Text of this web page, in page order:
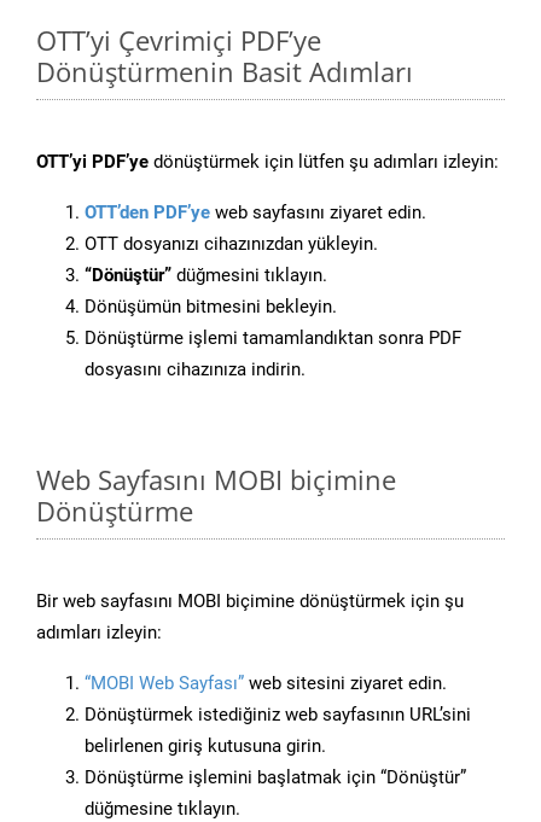
OTT’yi Çevrimiçi PDF’ye
Dönüştürmenin Basit Adımları
OTT’yi PDF’ye dönüştürmek için lütfen şu adımları izleyin:
OTT’den PDF’ye web sayfasını ziyaret edin.
OTT dosyanızı cihazınızdan yükleyin.
“Dönüştür” düğmesini tıklayın.
Dönüşümün bitmesini bekleyin.
Dönüştürme işlemi tamamlandıktan sonra PDF
dosyasını cihazınıza indirin.
Web Sayfasını MOBI biçimine
Dönüştürme
Bir web sayfasını MOBI biçimine dönüştürmek için şu
adımları izleyin:
“MOBI Web Sayfası” web sitesini ziyaret edin.
Dönüştürmek istediğiniz web sayfasının URL’sini
belirlenen giriş kutusuna girin.
Dönüştürme işlemini başlatmak için “Dönüştür”
düğmesine tıklayın.